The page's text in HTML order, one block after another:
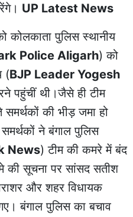
UP Latest News
कोलकाता पुलिस स्थानीय
Police Aligarh) को
(BJP Leader Yogesh
पहुंचीं थी।जैसे ही टीम
की भीड़ जमा हो
ने बंगाल पुलिस
News) टीम की कमरे में बंद
की सूचना पर सांसद सतीश
और शहर विधायक
बंगाल पुलिस का बचाव